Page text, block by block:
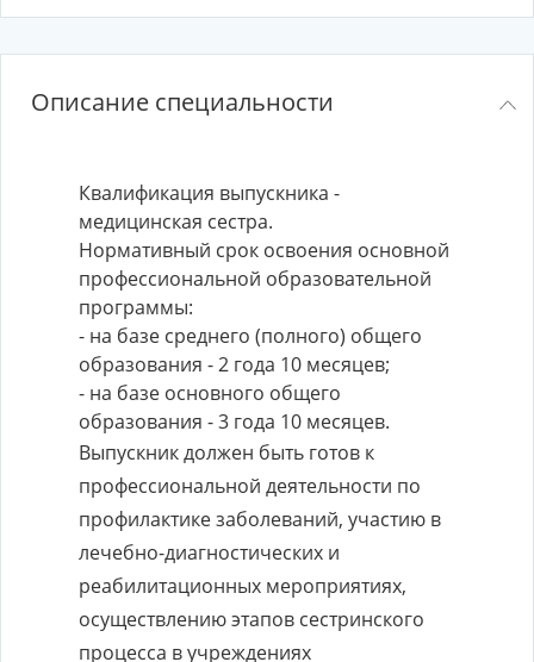
Описание специальности
Квалификация выпускника -
медицинская сестра.
Нормативный срок освоения основной
профессиональной образовательной
программы:
- на базе среднего (полного) общего
образования - 2 года 10 месяцев;
- на базе основного общего
образования - 3 года 10 месяцев.
Выпускник должен быть готов к
профессиональной деятельности по
профилактике заболеваний, участию в
лечебно-диагностических и
реабилитационных мероприятиях,
осуществлению этапов сестринского
процесса в учреждениях